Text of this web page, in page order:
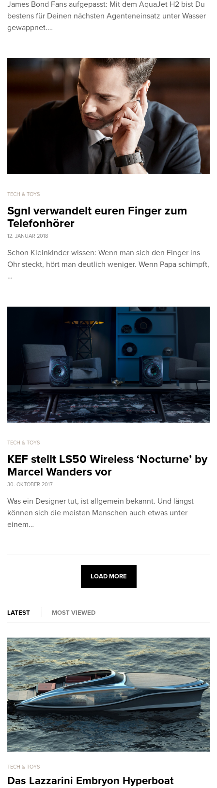
James Bond Fans aufgepasst: Mit dem AquaJet H2 bist Du
bestens für Deinen nächsten Agenteneinsatz unter Wasser
gewappnet.…
TECH & TOYS
Sgnl verwandelt euren Finger zum
Telefonhörer
12. JANUAR 2018
Schon Kleinkinder wissen: Wenn man sich den Finger ins
Ohr steckt, hört man deutlich weniger. Wenn Papa schimpft,
…
TECH & TOYS
KEF stellt LS50 Wireless ‘Nocturne’ by
Marcel Wanders vor
30. OKTOBER 2017
Was ein Designer tut, ist allgemein bekannt. Und längst
können sich die meisten Menschen auch etwas unter
einem…
LOAD MORE
LATEST MOST VIEWED
TECH & TOYS
Das Lazzarini Embryon Hyperboat